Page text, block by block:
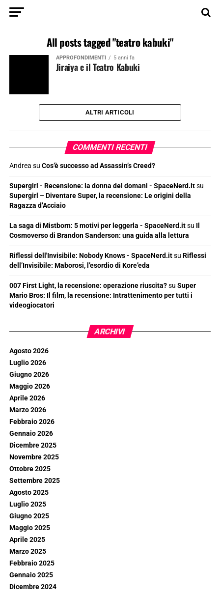
All posts tagged "teatro kabuki"
APPROFONDIMENTI 5 anni fa
Jiraiya e il Teatro Kabuki
ALTRI ARTICOLI
COMMENTI RECENTI
Andrea su Cos’è successo ad Assassin’s Creed?
Supergirl - Recensione: la donna del domani - SpaceNerd.itsu
Supergirl – Diventare Super, la recensione: Le origini della
Ragazza d’Acciaio
La saga di Mistborn: 5 motivi per leggerla - SpaceNerd.itsu Il
Cosmoverso di Brandon Sanderson: una guida alla lettura
Riflessi dell'Invisibile: Nobody Knows - SpaceNerd.itsu Riflessi
dell’Invisibile: Maborosi, l’esordio di Kore’eda
007 First Light, la recensione: operazione riuscita?su Super
Mario Bros: Il film, la recensione: Intrattenimento per tutti i
videogiocatori
ARCHIVI
Agosto 2026
Luglio 2026
Giugno 2026
Maggio 2026
Aprile 2026
Marzo 2026
Febbraio 2026
Gennaio 2026
Dicembre 2025
Novembre 2025
Ottobre 2025
Settembre 2025
Agosto 2025
Luglio 2025
Giugno 2025
Maggio 2025
Aprile 2025
Marzo 2025
Febbraio 2025
Gennaio 2025
Dicembre 2024